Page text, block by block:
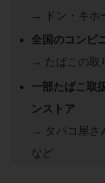
→ ドン・キホ
全国のコンビ
→ たばこの取
一部たばこ取
ンストア
→ タバコ屋さ
など